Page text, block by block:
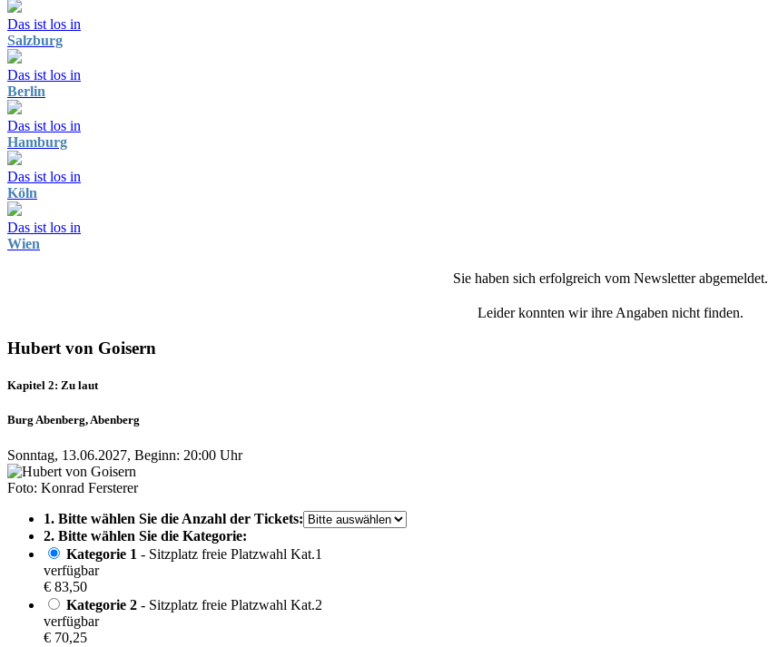
Das ist los in
Salzburg
Das ist los in
Berlin
Das ist los in
Hamburg
Das ist los in
Köln
Das ist los in
Wien
Sie haben sich erfolgreich vom Newsletter abgemeldet.
Leider konnten wir ihre Angaben nicht finden.
Hubert von Goisern
Kapitel 2: Zu laut
Burg Abenberg, Abenberg
Sonntag, 13.06.2027, Beginn: 20:00 Uhr
Foto: Konrad Fersterer
1. Bitte wählen Sie die Anzahl der Tickets:
2. Bitte wählen Sie die Kategorie:
Kategorie 1 - Sitzplatz freie Platzwahl Kat.1
verfügbar
€ 83,50
Kategorie 2 - Sitzplatz freie Platzwahl Kat.2
verfügbar
€ 70,25